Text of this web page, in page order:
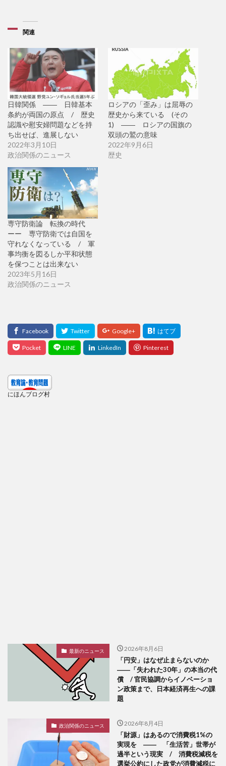
関連
日韓関係 ―― 日韓基本
条約が両国の原点 / 歴史
認識や慰安婦問題などを持
ち出せば、進展しない
2022年3月10日
政治関係のニュース
ロシアの「歪み」は屈辱の
歴史から来ている (その
1) ―― ロシアの国旗の
双頭の鷲の意味
2022年9月6日
歴史
専守防衛論 転換の時代
ーー 専守防衛では自国を
守れなくなっている / 軍
事均衡を図るしか平和状態
を保つことは出来ない
2023年5月16日
政治関係のニュース
にほんブログ村
最新のニュース 2026年8月6日
「円安」はなぜ止まらないのか
――「失われた30年」の本当の代
償 / 官民協調からイノベーショ
ン政策まで、日本経済再生への課
題
政治関係のニュース 2026年8月4日
「財源」はあるので消費税1%の
実現を ―― 「生活苦」世帯が
過半という現実 / 消費税減税を
選挙公約にした政党が消費減税に